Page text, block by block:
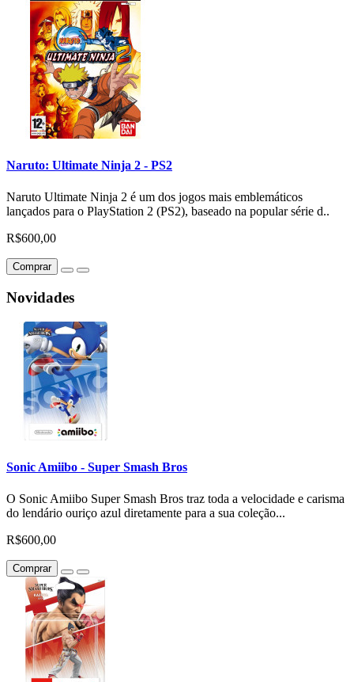
Naruto: Ultimate Ninja 2 - PS2
Naruto Ultimate Ninja 2 é um dos jogos mais emblemáticos
lançados para o PlayStation 2 (PS2), baseado na popular série d..
R$600,00
Comprar
Novidades
Sonic Amiibo - Super Smash Bros
O Sonic Amiibo Super Smash Bros traz toda a velocidade e carisma
do lendário ouriço azul diretamente para a sua coleção...
R$600,00
Comprar